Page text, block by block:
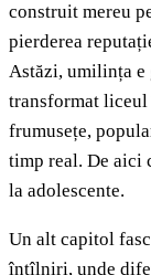
construit mereu
pierderea
Astăzi, umilința e
transformat liceul
frumusețe,
timp real. De aici
la adolescente.
Un alt capitol
întîlniri, unde